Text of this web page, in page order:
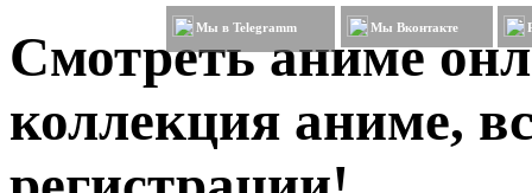
Смотреть аниме
коллекция аниме,
Мы в Telegramm Мы Вконтакте